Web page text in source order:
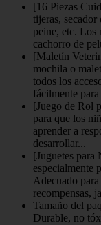
[16 Piezas
tijeras,
peine, etc. Los
cachorro de
[Maletín
mochila o
todos los
fácilmente
[Juego de Rol
para que los
aprender a
desarrollar...
[Juguetes
especialmente
Adecuado
recompensas,
Tamaño del
Durable, no